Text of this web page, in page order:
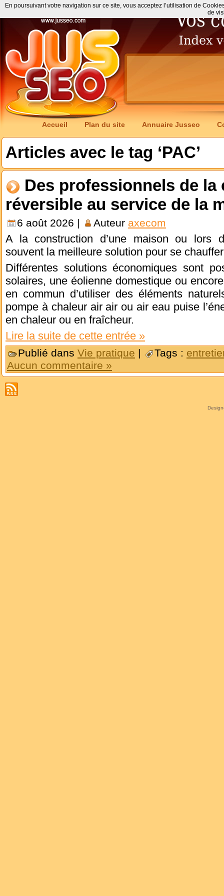
Accueil Plan du site Annuaire Jusseo
Articles avec le tag ‘PAC’
Des professionnels de
réversible au service de la
6 août 2026 | Auteur axecom
A la construction d’une maison ou lors
souvent la meilleure solution pour se
Différentes solutions économiques sont
solaires, une éolienne domestique ou
en commun d’utiliser des éléments
pompe à chaleur air air ou air eau puise
en chaleur ou en fraîcheur.
Lire la suite de cette entrée »
Publié dans Vie pratique | Tags :
Aucun commentaire »
En poursuivant votre navigation sur ce site, vous acceptez l’utilisation de
de